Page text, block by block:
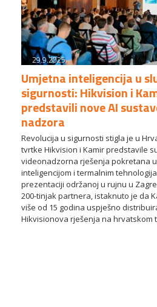
29.9.2025.
Umjetna inteligencija u
sigurnosti: Hikvision i
predstavili nove AI
nadzora
Revolucija u sigurnosti stigla je u
tvrtke Hikvision i Kamir predstavile
videonadzorna rješenja pokretana
inteligencijom i termalnim
prezentaciji održanoj u rujnu u
200-tinjak partnera, istaknuto je da
više od 15 godina uspješno
Hikvisionova rješenja na hrvatskom